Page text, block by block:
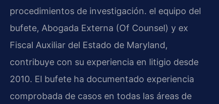
procedimientos de investigación. el equipo del
bufete, Abogada Externa (Of Counsel) y ex
Fiscal Auxiliar del Estado de Maryland,
contribuye con su experiencia en litigio desde
2010. El bufete ha documentado experiencia
comprobada de casos en todas las áreas de